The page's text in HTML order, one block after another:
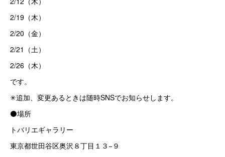
2/19（木）
2/20（金）
2/21（土）
2/26（木）
です。
✳追加、変更あるときは随時SNSでお知らせします。
⚫場所
トバリエギャラリー
東京都世田谷区奥沢８丁目１３−９